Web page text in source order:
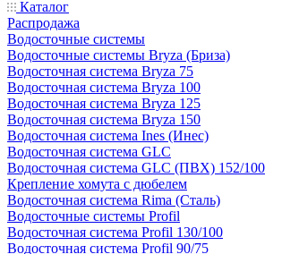
Каталог
Распродажа
Водосточные системы
Водосточные системы Bryza (Бриза)
Водосточная система Bryza 75
Водосточная система Bryza 100
Водосточная система Bryza 125
Водосточная система Bryza 150
Водосточная система Ines (Инес)
Водосточная система GLC
Водосточная система GLC (ПВХ) 152/100
Крепление хомута с дюбелем
Водосточная система Rima (Сталь)
Водосточные системы Profil
Водосточная система Profil 130/100
Водосточная система Profil 90/75